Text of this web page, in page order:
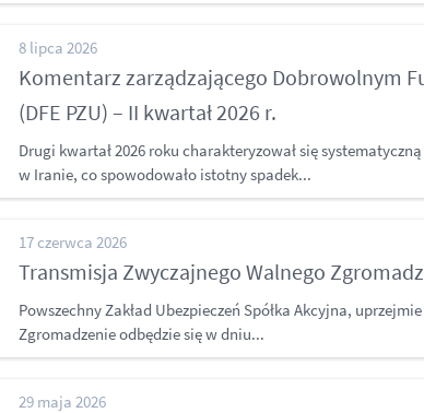
8 lipca 2026
Komentarz zarządzającego Dobrowolnym
(DFE PZU) – II kwartał 2026 r.
Drugi kwartał 2026 roku charakteryzował się
w Iranie, co spowodowało istotny spadek...
17 czerwca 2026
Transmisja Zwyczajnego Walnego
Powszechny Zakład Ubezpieczeń Spółka Akcyjna,
Zgromadzenie odbędzie się w dniu...
29 maja 2026